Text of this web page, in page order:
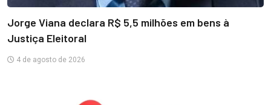
Jorge Viana declara R$ 5,5 milhões em bens à
Justiça Eleitoral
4 de agosto de 2026